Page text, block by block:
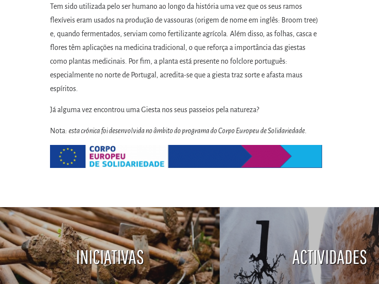
Tem sido utilizada pelo ser humano ao longo da história uma vez que os seus ramos
flexíveis eram usados na produção de vassouras (origem de nome em inglês: Broom tree)
e, quando fermentados, serviam como fertilizante agrícola. Além disso, as folhas, casca e
flores têm aplicações na medicina tradicional, o que reforça a importância das giestas
como plantas medicinais. Por fim, a planta está presente no folclore português:
especialmente no norte de Portugal, acredita-se que a giesta traz sorte e afasta maus
espíritos.
Já alguma vez encontrou uma Giesta nos seus passeios pela natureza?
Nota: esta crónica foi desenvolvida no âmbito do programa do Corpo Europeu de Solidariedade.
INICIATIVAS ACTIVIDADES